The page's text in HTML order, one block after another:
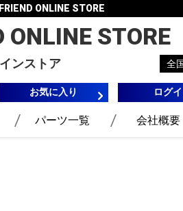
ONLINE STORE
ONLINE STORE
ンストア 全
お気に入り ログ
パーツ一覧 会社概要